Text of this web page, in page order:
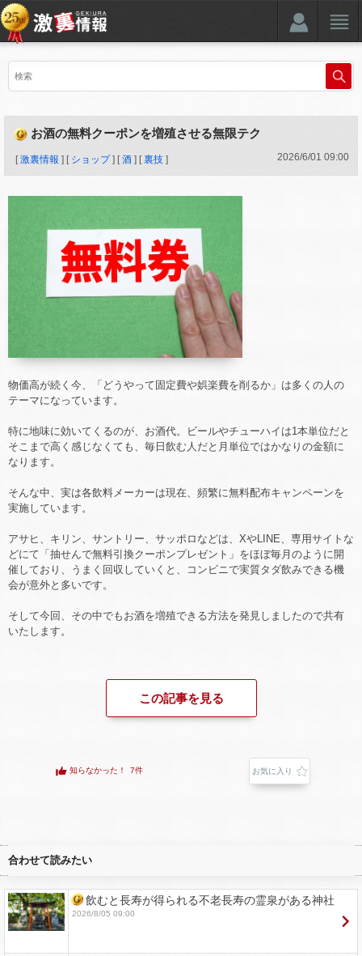
お酒の無料クーポンを増殖させる無限テク
[激裏情報 ] [ ショップ] [酒 ] [裏技 ] 2026/6/01 09:00
物価高が続く今、「どうやって固定費や娯楽費を削るか」は多くの人の
テーマになっています。
特に地味に効いてくるのが、お酒代。ビールやチューハイは1本単位だと
そこまで高く感じなくても、毎日飲む人だと月単位ではかなりの金額に
なります。
そんな中、実は各飲料メーカーは現在、頻繁に無料配布キャンペーンを
実施しています。
アサヒ、キリン、サントリー、サッポロなどは、XやLINE、専用サイトな
どにて「抽せんで無料引換クーポンプレゼント」をほぼ毎月のように開
催しており、うまく回収していくと、コンビニで実質タダ飲みできる機
会が意外と多いです。
そして今回、その中でもお酒を増殖できる方法を発見しましたので共有
いたします。
この記事を見る
知らなかった！ 7件 お気に入り
合わせて読みたい
飲むと長寿が得られる不老長寿の霊泉がある神社
2026/8/05 09:00